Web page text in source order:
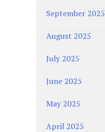
September 2025
August 2025
July 2025
June 2025
May 2025
April 2025